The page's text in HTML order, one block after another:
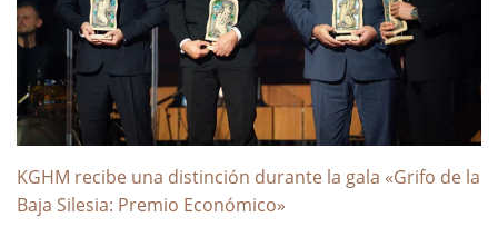
KGHM recibe una distinción durante la gala «Grifo de la
Baja Silesia: Premio Económico»